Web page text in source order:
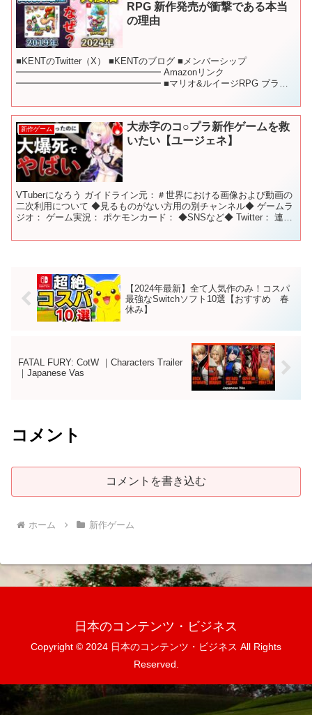
RPG 新作発売が衝撃である本当
の理由
■KENTのTwitter（X） ■KENTのブログ ■メンバーシップ
━━━━━━━━━━━━━━━━ Amazonリンク
━━━━━━━━━━━━━━━━ ■マリオ&ルイージRPG ブラザ
新作ゲーム
大赤字のコ○プラ新作ゲームを救
いたい【ユージェネ】
VTuberになろう ガイドライン元：＃世界における画像および動画の
二次利用について ◆見るものがない方用の別チャンネル◆ ゲームラ
ジオ：​ ゲーム実況：​ ポケモンカード： ◆SNSなど◆ Twitter：​ 連絡
【2024年最新】全て人気作のみ！コスパ
最強なSwitchソフト10選【おすすめ 春
休み】
FATAL FURY: CotW ｜Characters Trailer
｜Japanese Vas
コメント
コメントを書き込む
ホーム 新作ゲーム
日本のコンテンツ・ビジネス
Copyright © 2024 日本のコンテンツ・ビジネス All Rights
Reserved.